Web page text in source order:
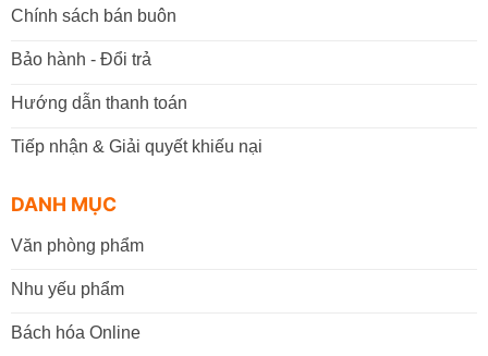
Chính sách bán buôn
Bảo hành - Đổi trả
Hướng dẫn thanh toán
Tiếp nhận & Giải quyết khiếu nại
DANH MỤC
Văn phòng phẩm
Nhu yếu phẩm
Bách hóa Online